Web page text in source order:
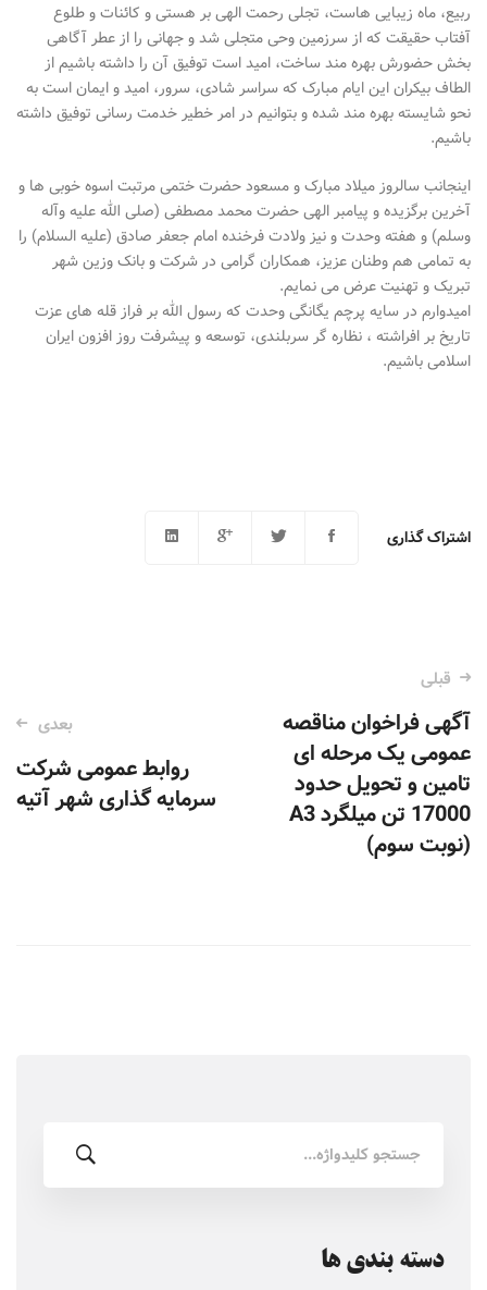
ربیع، ماه زیبایی هاست، تجلی رحمت الهی بر هستی و کائنات و طلوع
آفتاب حقیقت که از سرزمین وحی متجلی شد و جهانی را از عطر آگاهی
بخش حضورش بهره مند ساخت، امید است توفیق آن را داشته باشیم از
الطاف بیکران این ایام مبارک که سراسر شادی، سرور، امید و ایمان است به
نحو شایسته بهره مند شده و بتوانیم در امر خطیر خدمت رسانی توفیق داشته
باشیم.
اینجانب سالروز میلاد مبارک و مسعود حضرت ختمی مرتبت اسوه خوبی ها و
آخرین برگزیده و پیامبر الهی حضرت محمد مصطفی (صلی الله علیه وآله
وسلم) و هفته وحدت و نیز ولادت فرخنده امام جعفر صادق (علیه السلام) را
به تمامی هم وطنان عزیز، همکاران گرامی در شرکت و بانک وزین شهر
تبریک و تهنیت عرض می نمایم.
امیدوارم در سایه پرچم یگانگی وحدت که رسول الله بر فراز قله های عزت
تاریخ بر افراشته ، نظاره گر سربلندی، توسعه و پیشرفت روز افزون ایران
اسلامی باشیم.
اشتراک گذاری
ناوبری
نوشته‌
قبلی
آگهی فراخوان مناقصه
عمومی یک مرحله ای
تامین و تحویل حدود
17000 تن میلگرد A3
(نوبت سوم)
بعدی
روابط عمومی شرکت
سرمایه گذاری شهر آتیه
برای:
دسته بندی ها